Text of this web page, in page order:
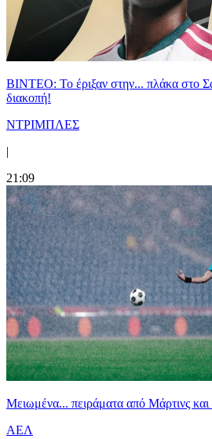
ΒΙΝΤΕΟ: Το έριξαν στην... πλάκα στο
διακοπή!
ΝΤΡΙΜΠΛΕΣ
|
21:09
Μειωμένα... πειράματα από Μάρτινς και
ΑΕΛ